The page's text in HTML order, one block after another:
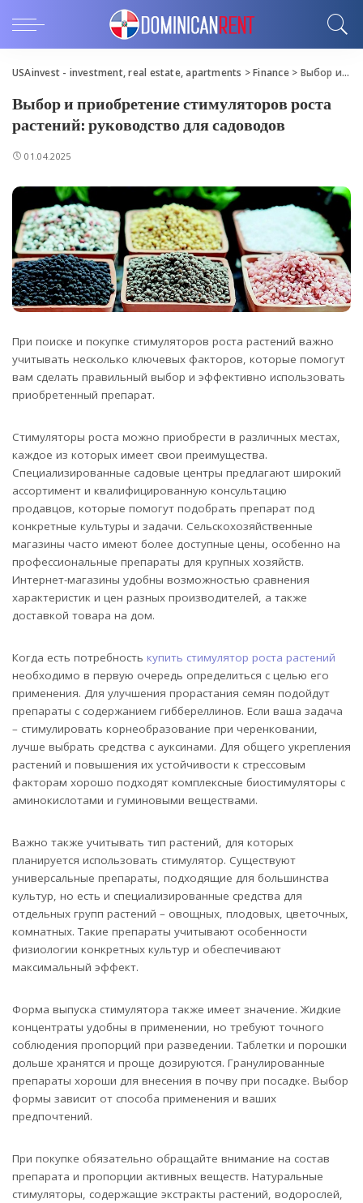
USAinvest - investment, real estate, apartments >Finance> Выбор и приобретение стимуляторов роста растений: руководство для садоводов
Выбор и приобретение стимуляторов роста
растений: руководство для садоводов
01.04.2025
При поиске и покупке стимуляторов роста растений важно
учитывать несколько ключевых факторов, которые помогут
вам сделать правильный выбор и эффективно использовать
приобретенный препарат.
Стимуляторы роста можно приобрести в различных местах,
каждое из которых имеет свои преимущества.
Специализированные садовые центры предлагают широкий
ассортимент и квалифицированную консультацию
продавцов, которые помогут подобрать препарат под
конкретные культуры и задачи. Сельскохозяйственные
магазины часто имеют более доступные цены, особенно на
профессиональные препараты для крупных хозяйств.
Интернет-магазины удобны возможностью сравнения
характеристик и цен разных производителей, а также
доставкой товара на дом.
Когда есть потребность купить стимулятор роста растений
необходимо в первую очередь определиться с целью его
применения. Для улучшения прорастания семян подойдут
препараты с содержанием гиббереллинов. Если ваша задача
– стимулировать корнеобразование при черенковании,
лучше выбрать средства с ауксинами. Для общего укрепления
растений и повышения их устойчивости к стрессовым
факторам хорошо подходят комплексные биостимуляторы с
аминокислотами и гуминовыми веществами.
Важно также учитывать тип растений, для которых
планируется использовать стимулятор. Существуют
универсальные препараты, подходящие для большинства
культур, но есть и специализированные средства для
отдельных групп растений – овощных, плодовых, цветочных,
комнатных. Такие препараты учитывают особенности
физиологии конкретных культур и обеспечивают
максимальный эффект.
Форма выпуска стимулятора также имеет значение. Жидкие
концентраты удобны в применении, но требуют точного
соблюдения пропорций при разведении. Таблетки и порошки
дольше хранятся и проще дозируются. Гранулированные
препараты хороши для внесения в почву при посадке. Выбор
формы зависит от способа применения и ваших
предпочтений.
При покупке обязательно обращайте внимание на состав
препарата и пропорции активных веществ. Натуральные
стимуляторы, содержащие экстракты растений, водорослей,